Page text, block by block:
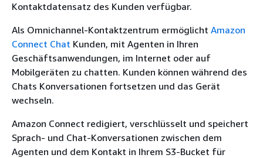
Kontaktdatensatz des Kunden verfügbar.
Als Omnichannel-Kontaktzentrum ermöglicht Amazon
Connect Chat Kunden, mit Agenten in Ihren
Geschäftsanwendungen, im Internet oder auf
Mobilgeräten zu chatten. Kunden können während des
Chats Konversationen fortsetzen und das Gerät
wechseln.
Amazon Connect redigiert, verschlüsselt und speichert
Sprach- und Chat-Konversationen zwischen dem
Agenten und dem Kontakt in Ihrem S3-Bucket für